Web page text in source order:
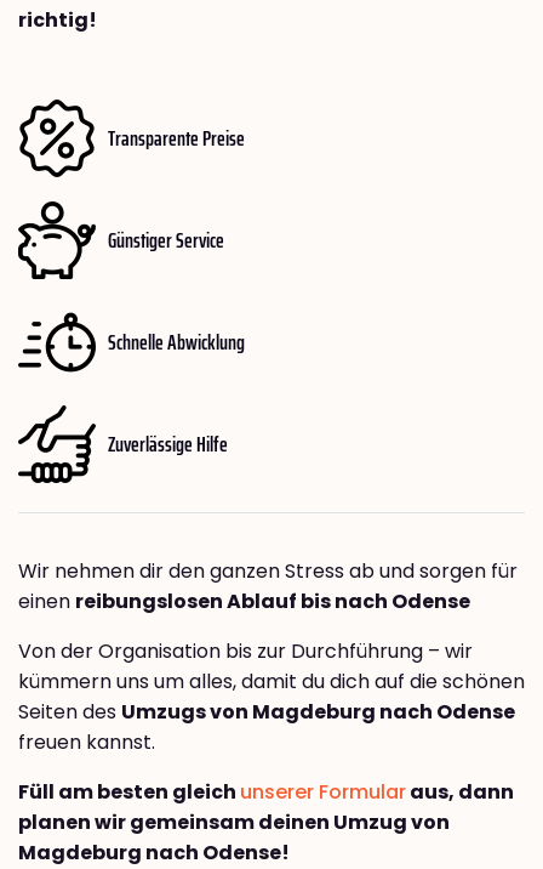
richtig!
Transparente Preise
Günstiger Service
Schnelle Abwicklung
Zuverlässige Hilfe
Wir nehmen dir den ganzen Stress ab und sorgen für
einen reibungslosen Ablauf bis nach Odense
Von der Organisation bis zur Durchführung – wir
kümmern uns um alles, damit du dich auf die schönen
Seiten des Umzugs von Magdeburg nach Odense
freuen kannst.
Füll am besten gleich unserer Formularaus, dann
planen wir gemeinsam deinen Umzug von
Magdeburg nach Odense!